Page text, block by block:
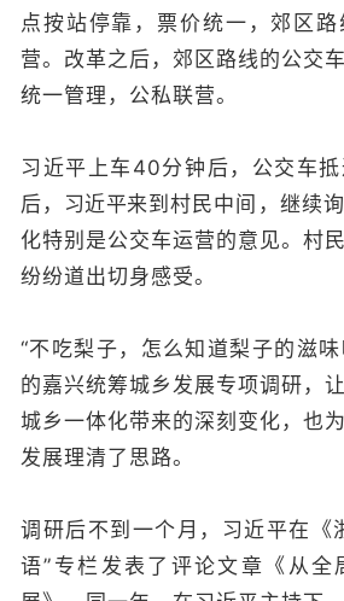
点按站停靠，票价统一，郊区
营。改革之后，郊区路线的公交
统一管理，公私联营。
习近平上车40分钟后，公交车
后， 习近平来到村民中间，继续
化特别是公交车运营的意见。村
纷纷道出切身感受。
“不吃梨子，怎么知道梨子的滋
的嘉兴统筹城乡发展专项调研，
城乡一体化带来的深刻变化，也
发展理清了思路。
调研后不到一个月，习近平在《
语”专栏发表了评论文章《从全